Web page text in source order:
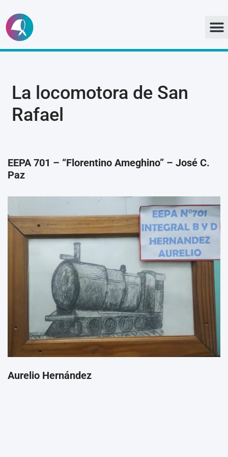
Ir
al
La locomotora de San
Rafael
EEPA 701 – “Florentino Ameghino” – José C.
Paz
Aurelio Hernández